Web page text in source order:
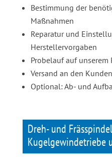
Bestimmung der
Maßnahmen
Reparatur und
Herstellervorgaben
Probelauf auf unserem
Versand an den Kunden
Optional: Ab- und
Dreh- und
Kugelgewindetriebe